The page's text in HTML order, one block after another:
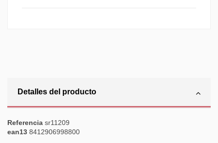
Detalles del producto
Referencia sr11209
ean13 8412906998800